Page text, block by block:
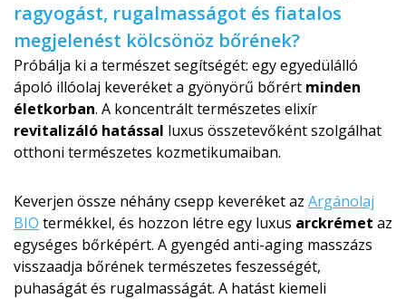
ragyogást, rugalmasságot és fiatalos
megjelenést kölcsönöz bőrének?
Próbálja ki a természet segítségét: egy egyedülálló
ápoló illóolaj keveréket a gyönyörű bőrért minden
életkorban. A koncentrált természetes elixír
revitalizáló hatással luxus összetevőként szolgálhat
otthoni természetes kozmetikumaiban.
Keverjen össze néhány csepp keveréket az Argánolaj
BIO termékkel, és hozzon létre egy luxus arckrémet az
egységes bőrképért. A gyengéd anti-aging masszázs
visszaadja bőrének természetes feszességét,
puhaságát és rugalmasságát. A hatást kiemeli